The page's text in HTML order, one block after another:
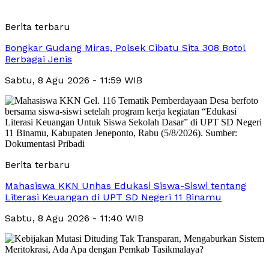
Berita terbaru
Bongkar Gudang Miras, Polsek Cibatu Sita 308 Botol
Berbagai Jenis
Sabtu, 8 Agu 2026 - 11:59 WIB
Berita terbaru
Mahasiswa KKN Unhas Edukasi Siswa-Siswi tentang
Literasi Keuangan di UPT SD Negeri 11 Binamu
Sabtu, 8 Agu 2026 - 11:40 WIB